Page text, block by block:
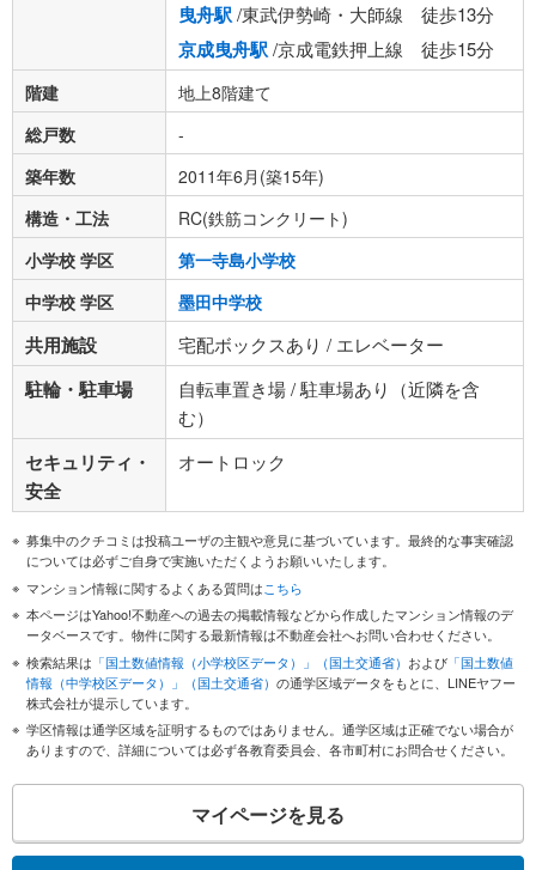
曳舟駅/東武伊勢崎・大師線 徒歩13分
京成曳舟駅/京成電鉄押上線 徒歩15分
階建
地上8階建て
総戸数
-
築年数
2011年6月(築15年)
構造・工法
RC(鉄筋コンクリート)
小学校 学区
第一寺島小学校
中学校 学区
墨田中学校
共用施設 宅配ボックスあり / エレベーター
駐輪・駐車場
自転車置き場 / 駐車場あり（近隣を含
む）
セキュリティ・
安全
オートロック
募集中のクチコミは投稿ユーザの主観や意見に基づいています。最終的な事実確認
については必ずご自身で実施いただくようお願いいたします。
マンション情報に関するよくある質問はこちら
本ページはYahoo!不動産への過去の掲載情報などから作成したマンション情報のデ
ータベースです。物件に関する最新情報は不動産会社へお問い合わせください。
検索結果は 「国土数値情報（小学校区データ）」（国土交通省） および 「国土数値
情報（中学校区データ）」（国土交通省） の通学区域データをもとに、LINEヤフー
株式会社が提示しています。
学区情報は通学区域を証明するものではありません。通学区域は正確でない場合が
ありますので、詳細については必ず各教育委員会、各市町村にお問合せください。
マイページを見る